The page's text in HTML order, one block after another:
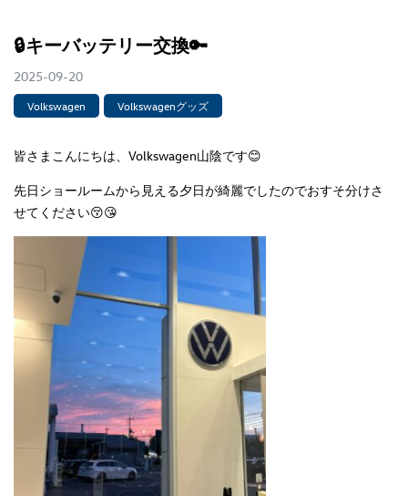
🔒キーバッテリー交換🔑
2025-09-20
Volkswagen Volkswagenグッズ
皆さまこんにちは、Volkswagen山陰です😊
先日ショールームから見える夕日が綺麗でしたのでおすそ分けさ
せてください😚😘